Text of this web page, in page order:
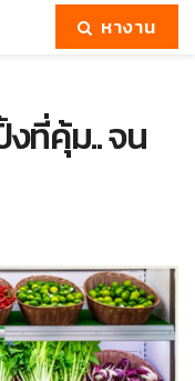
หางาน
ที่คุ้ม.. จน